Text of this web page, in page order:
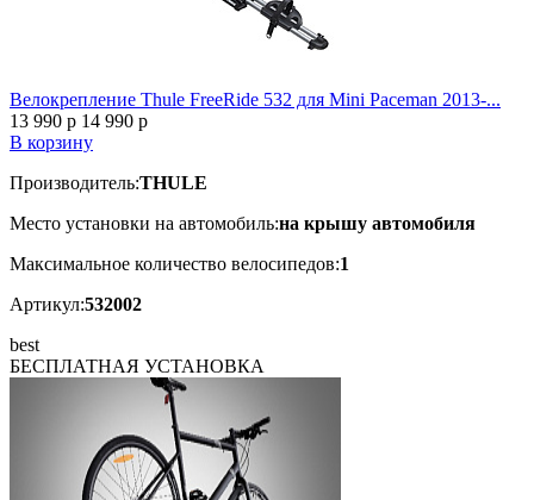
Велокрепление Thule FreeRide 532 для Mini Paceman 2013-...
13 990 p 14 990 p
В корзину
Производитель:THULE
Место установки на автомобиль:на крышу автомобиля
Максимальное количество велосипедов:1
Артикул:532002
best
БЕСПЛАТНАЯ УСТАНОВКА